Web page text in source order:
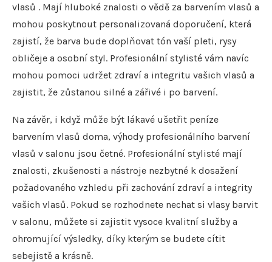
vlasů . Mají hluboké znalosti o vědě za barvením vlasů a
mohou poskytnout personalizovaná doporučení, která
zajistí, že barva bude doplňovat tón vaší pleti, rysy
obličeje a osobní styl. Profesionální stylisté vám navíc
mohou pomoci udržet zdraví a integritu vašich vlasů a
zajistit, že zůstanou silné a zářivé i po barvení.
Na závěr, i když může být lákavé ušetřit peníze
barvením vlasů doma, výhody profesionálního barvení
vlasů v salonu jsou četné. Profesionální stylisté mají
znalosti, zkušenosti a nástroje nezbytné k dosažení
požadovaného vzhledu při zachování zdraví a integrity
vašich vlasů. Pokud se rozhodnete nechat si vlasy barvit
v salonu, můžete si zajistit vysoce kvalitní služby a
ohromující výsledky, díky kterým se budete cítit
sebejistě a krásně.